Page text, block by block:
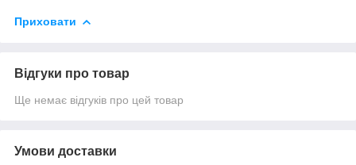
Приховати
Відгуки про товар
Ще немає відгуків про цей товар
Умови доставки